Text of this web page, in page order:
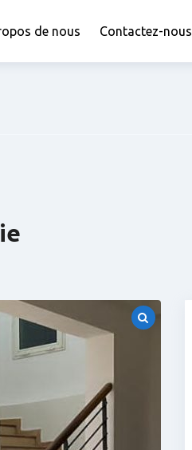
de nous Contactez-nous